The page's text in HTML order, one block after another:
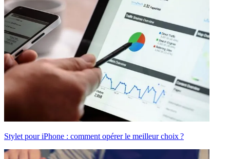
Stylet pour iPhone : comment opérer le meilleur choix ?